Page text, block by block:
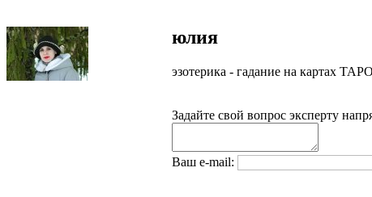
юлия
эзотерика - гадание на картах
Задайте свой вопрос эксперту
Ваш e-mail: